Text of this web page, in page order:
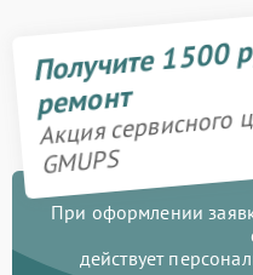
Получите 1500
ремонт
Акция сервисного
GMUPS
При оформлении
действует